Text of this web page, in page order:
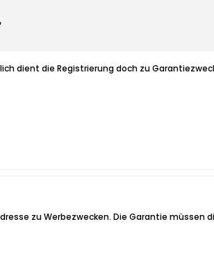
dient die Registrierung doch zu
zu Werbezwecken. Die Garantie